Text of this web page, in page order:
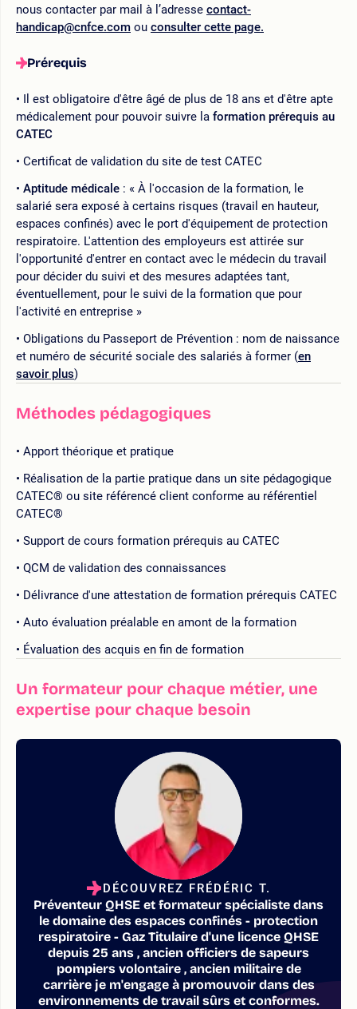
nous contacter par mail à l’adresse contact-
handicap@cnfce.com ou consulter cette page.
Prérequis
Il est obligatoire d'être âgé de plus de 18 ans et d'être apte
médicalement pour pouvoir suivre la formation prérequis au
CATEC
Certificat de validation du site de test CATEC
Aptitude médicale : « À l'occasion de la formation, le
salarié sera exposé à certains risques (travail en hauteur,
espaces confinés) avec le port d'équipement de protection
respiratoire. L'attention des employeurs est attirée sur
l'opportunité d'entrer en contact avec le médecin du travail
pour décider du suivi et des mesures adaptées tant,
éventuellement, pour le suivi de la formation que pour
l'activité en entreprise »
Obligations du Passeport de Prévention : nom de naissance
et numéro de sécurité sociale des salariés à former (en
savoir plus)
Méthodes pédagogiques
Apport théorique et pratique
Réalisation de la partie pratique dans un site pédagogique
CATEC® ou site référencé client conforme au référentiel
CATEC®
Support de cours formation prérequis au CATEC
QCM de validation des connaissances
Délivrance d'une attestation de formation prérequis CATEC
Auto évaluation préalable en amont de la formation
Évaluation des acquis en fin de formation
Un formateur pour chaque métier, une
expertise pour chaque besoin
DÉCOUVREZ FRÉDÉRIC T.
Préventeur QHSE et formateur spécialiste dans
le domaine des espaces confinés - protection
respiratoire - Gaz Titulaire d'une licence QHSE
depuis 25 ans , ancien officiers de sapeurs
pompiers volontaire , ancien militaire de
carrière je m'engage à promouvoir dans des
environnements de travail sûrs et conformes.